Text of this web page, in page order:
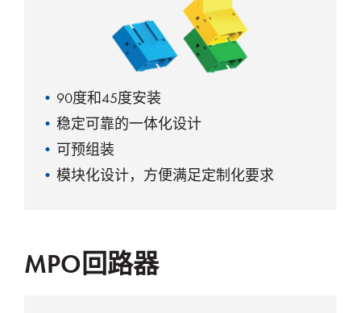
90度和45度安装
稳定可靠的一体化设计
可预组装
模块化设计，方便满足定制化要求
MPO回路器